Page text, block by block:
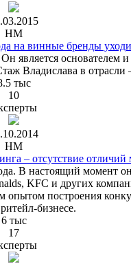
HM
на винные бренды
является основателем
Владислава в отрасли
тыс
10
HM
– отсутствие
В настоящий момент
KFC и других
опытом построения
бизнесе.
6 тыс
17